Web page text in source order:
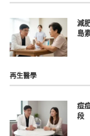
減
島
再生醫學
痘
段